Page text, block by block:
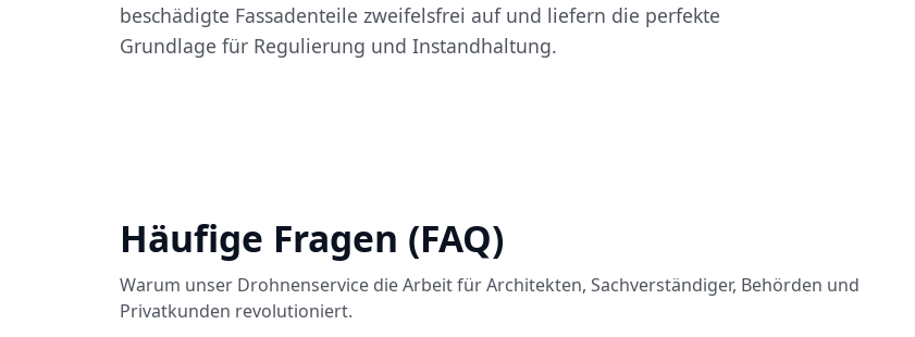
beschädigte Fassadenteile zweifelsfrei auf und liefern die perfekte
Grundlage für Regulierung und Instandhaltung.
Häufige Fragen (FAQ)
Warum unser Drohnenservice die Arbeit für Architekten, Sachverständiger, Behörden und
Privatkunden revolutioniert.